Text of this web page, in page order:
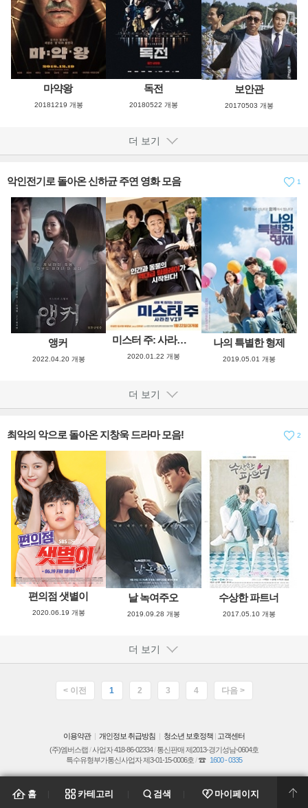
마약왕
20181219 개봉
독전
20180522 개봉
보안관
20170503 개봉
더 보기
악인전기로 돌아온 신하균 주연 영화 모음 1
앵커
2022.04.20 개봉
미스터 주: 사라진 VIP
2020.01.22 개봉
나의 특별한 형제
2019.05.01 개봉
더 보기
최악의 악으로 돌아온 지창욱 드라마 모음! 2
편의점 샛별이
2020.06.19 개봉
날 녹여주오
2019.09.28 개봉
수상한 파트너
2017.05.10 개봉
더 보기
< 이전 1 2 3 4 다음 >
이용약관 개인정보 취급방침 청소년 보호정책 | 고객센터
(주)엠버스랩 /사업자 418-86-02334/통신판매 제2013-경기성남-0604호
특수유형부가통신사업자 제3-01-15-0006호/ 1600 - 0335
홈 카테고리 검색 마이페이지